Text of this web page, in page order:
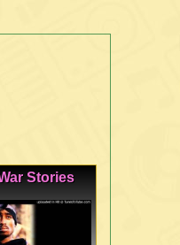
Stories